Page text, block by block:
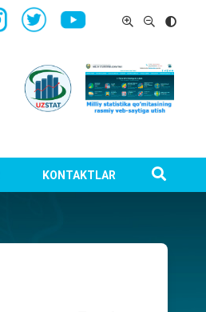
KONTAKTLAR